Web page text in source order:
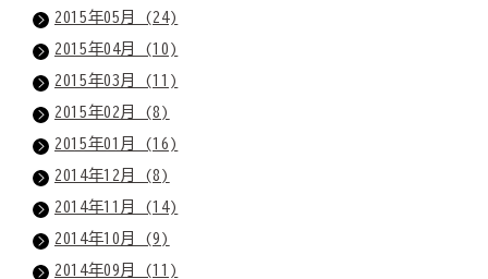
2015年05月 (24)
2015年04月 (10)
2015年03月 (11)
2015年02月 (8)
2015年01月 (16)
2014年12月 (8)
2014年11月 (14)
2014年10月 (9)
2014年09月 (11)